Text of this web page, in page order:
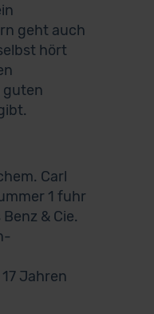
geht auch
hört
guten
Carl
1 fuhr
& Cie.
Jahren